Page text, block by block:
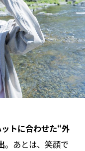
トに合わせた“外
。あとは、笑顔で